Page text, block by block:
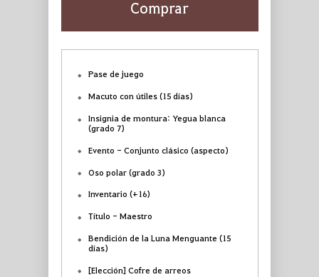
Comprar
Pase de juego
Macuto con útiles (15 días)
Insignia de montura: Yegua blanca
(grado 7)
Evento - Conjunto clásico (aspecto)
Oso polar (grado 3)
Inventario (+16)
Título - Maestro
Bendición de la Luna Menguante (15
días)
[Elección] Cofre de arreos